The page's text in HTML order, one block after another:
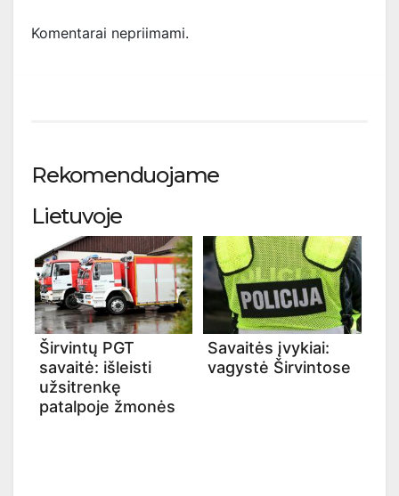
Komentarai nepriimami.
Rekomenduojame
Lietuvoje
Širvintų PGT
savaitė: išleisti
užsitrenkę
patalpoje žmonės
Savaitės įvykiai:
vagystė Širvintose